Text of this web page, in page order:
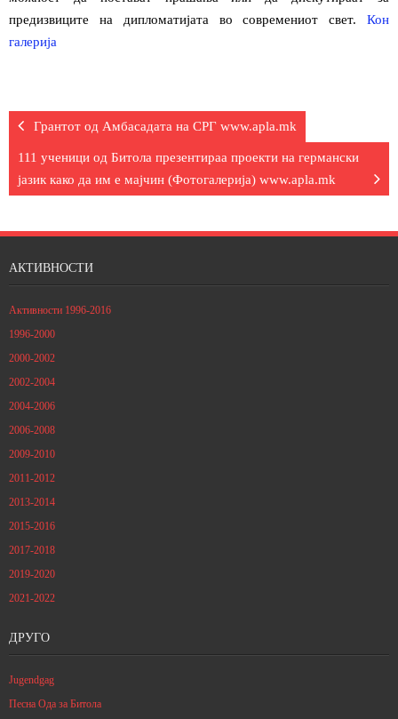
за Битола
контакт
предизвиците на дипломатијата во современиот свет. Кон
галерија
Грантот од Амбасадата на СРГ www.apla.mk
111 ученици од Битола презентираа проекти на германски
јазик како да им е мајчин (Фотогалерија) www.apla.mk
АКТИВНОСТИ
Активности 1996-2016
1996-2000
2000-2002
2002-2004
2004-2006
2006-2008
2009-2010
2011-2012
2013-2014
2015-2016
2017-2018
2019-2020
2021-2022
ДРУГО
Jugendgag
Песна Ода за Битола